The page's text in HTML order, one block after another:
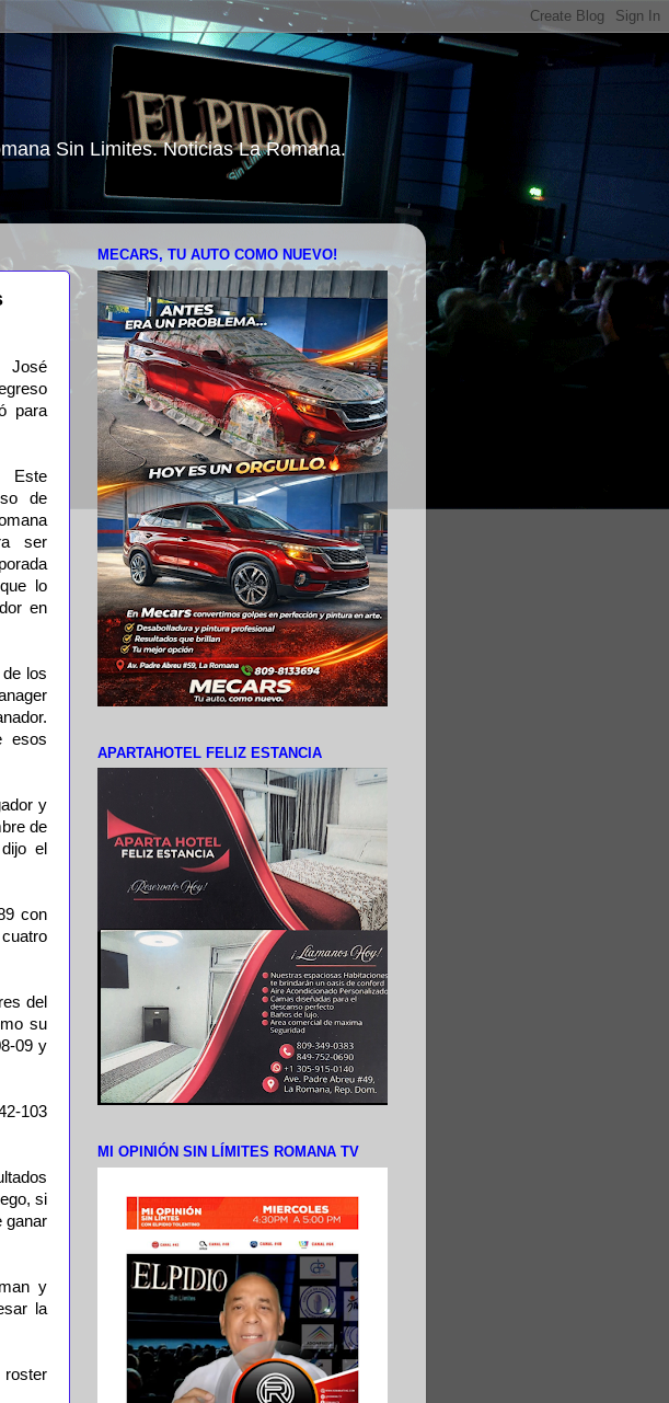
Sin Limites. Noticias La Romana.
para
de
ser
lo
en
los
esos
y
de
el
con
del
su
09 y
103
si
ganar
y
la
MECARS, TU AUTO COMO NUEVO!
APARTAHOTEL FELIZ ESTANCIA
MI OPINIÓN SIN LÍMITES ROMANA TV